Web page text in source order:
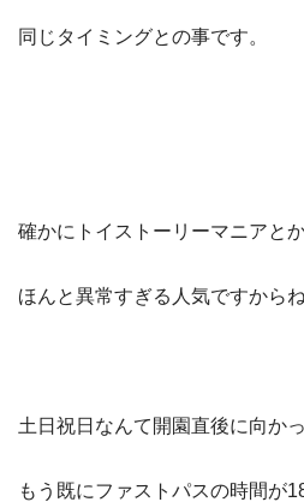
同じタイミングとの事です。
確かにトイストーリーマニアとか
ほんと異常すぎる人気ですから
土日祝日なんて開園直後に向かっ
もう既にファストパスの時間が